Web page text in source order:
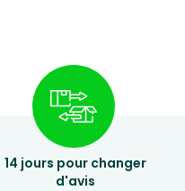
14 jours pour changer
d'avis